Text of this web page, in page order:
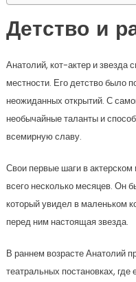
Детство и
Анатолий, кот-актер и звезда
местности. Его детство было
неожиданных открытий. С
необычайные таланты и
всемирную славу.
Свои первые шаги в
всего несколько месяцев. Он
который увидел в маленьком
перед ним настоящая звезда.
В раннем возрасте Анатолий
театральных постановках, где